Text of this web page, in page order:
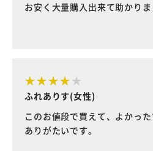
お安く大量購入出来て助かりま
ふれありす(女性)
このお値段で買えて、よかっ
ありがたいです。